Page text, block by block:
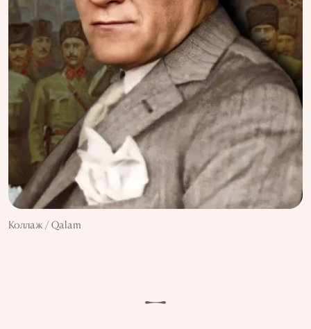
Коллаж / Qalam